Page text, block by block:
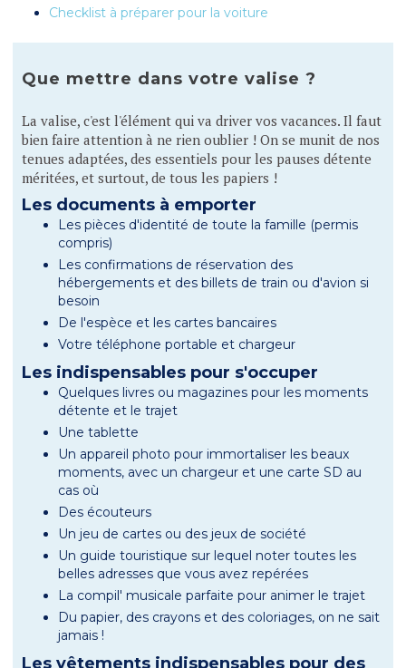
Checklist à préparer pour la voiture
Que mettre dans votre valise ?
La valise, c'est l'élément qui va driver vos vacances. Il faut
bien faire attention à ne rien oublier ! On se munit de nos
tenues adaptées, des essentiels pour les pauses détente
méritées, et surtout, de tous les papiers !
Les documents à emporter
Les pièces d'identité de toute la famille (permis
compris)
Les confirmations de réservation des
hébergements et des billets de train ou d'avion si
besoin
De l'espèce et les cartes bancaires
Votre téléphone portable et chargeur
Les indispensables pour s'occuper
Quelques livres ou magazines pour les moments
détente et le trajet
Une tablette
Un appareil photo pour immortaliser les beaux
moments, avec un chargeur et une carte SD au
cas où
Des écouteurs
Un jeu de cartes ou des jeux de société
Un guide touristique sur lequel noter toutes les
belles adresses que vous avez repérées
La compil' musicale parfaite pour animer le trajet
Du papier, des crayons et des coloriages, on ne sait
jamais !
Les vêtements indispensables pour des